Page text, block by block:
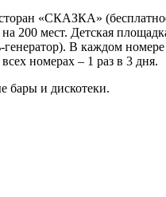
«СКАЗКА»
200 мест. Детская
генератор). В каждом
номерах – 1 раз в 3 дня.
бары и дискотеки.